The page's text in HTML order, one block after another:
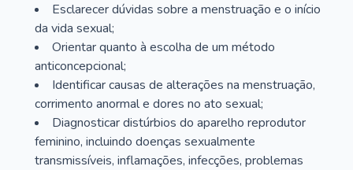
Esclarecer dúvidas sobre a menstruação e o início
da vida sexual;
Orientar quanto à escolha de um método
anticoncepcional;
Identificar causas de alterações na menstruação,
corrimento anormal e dores no ato sexual;
Diagnosticar distúrbios do aparelho reprodutor
feminino, incluindo doenças sexualmente
transmissíveis, inflamações, infecções, problemas